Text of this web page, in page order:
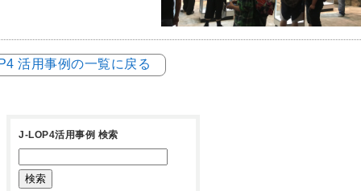
活用事例の一覧に戻る
J-LOP4活用事例 検索